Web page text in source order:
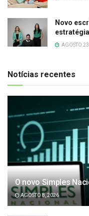
Novo
AGOSTO
Notícias recentes
O novo Simples
AGOSTO 8, 2026